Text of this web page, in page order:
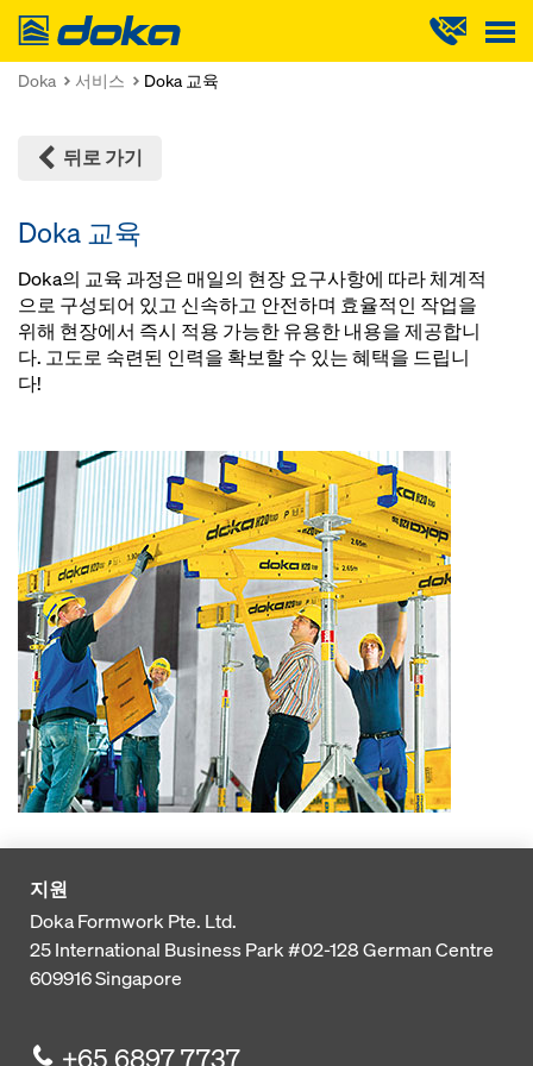
Doka
Doka 서비스 Doka 교육
뒤로 가기
Doka 교육
Doka의 교육 과정은 매일의 현장 요구사항에 따라 체계적
으로 구성되어 있고 신속하고 안전하며 효율적인 작업을
위해 현장에서 즉시 적용 가능한 유용한 내용을 제공합니
다. 고도로 숙련된 인력을 확보할 수 있는 혜택을 드립니
다!
지원
Doka Formwork Pte. Ltd.
25 International Business Park#02-128 German Centre
609916Singapore
+65 6897 7737